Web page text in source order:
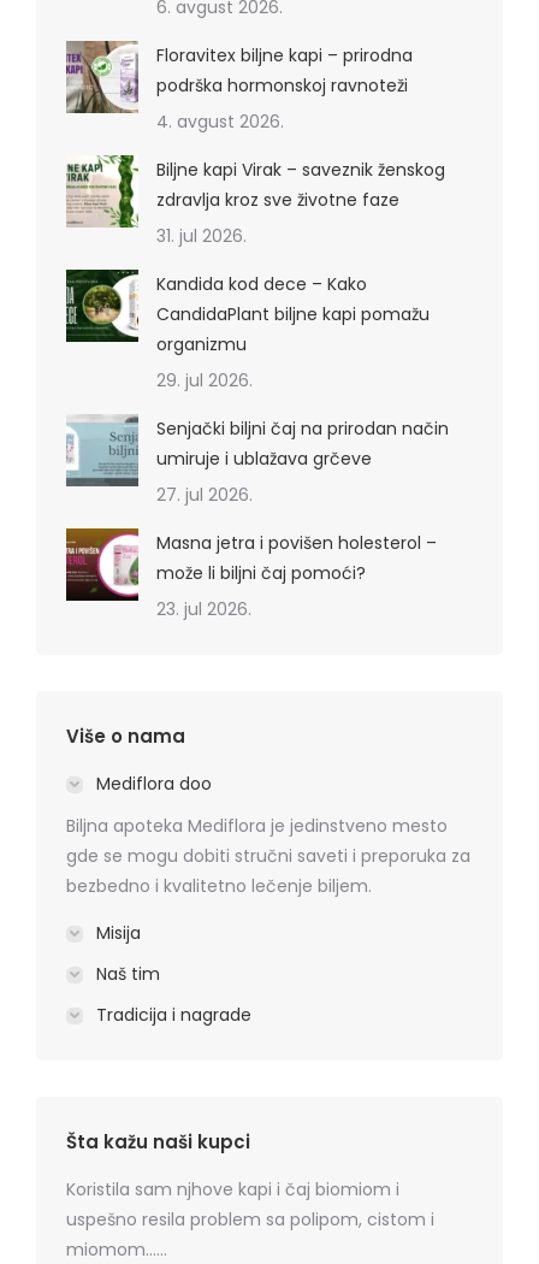
6. avgust 2026.
Floravitex biljne kapi – prirodna
podrška hormonskoj ravnoteži
4. avgust 2026.
Biljne kapi Virak – saveznik ženskog
zdravlja kroz sve životne faze
31. jul 2026.
Kandida kod dece – Kako
CandidaPlant biljne kapi pomažu
organizmu
29. jul 2026.
Senjački biljni čaj na prirodan način
umiruje i ublažava grčeve
27. jul 2026.
Masna jetra i povišen holesterol –
može li biljni čaj pomoći?
23. jul 2026.
Više o nama
Mediflora doo
Biljna apoteka Mediflora je jedinstveno mesto
gde se mogu dobiti stručni saveti i preporuka za
bezbedno i kvalitetno lečenje biljem.
Misija
Naš tim
Tradicija i nagrade
Šta kažu naši kupci
Koristila sam njhove kapi i čaj biomiom i
uspešno resila problem sa polipom, cistom i
miomom……